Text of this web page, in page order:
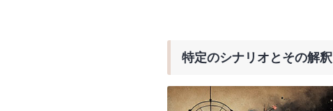
特定のシナリオとその解釈